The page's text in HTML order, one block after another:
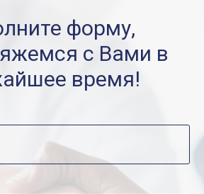
форму,
с Вами в
время!